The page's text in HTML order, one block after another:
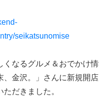
seikatsunomise
くなるグルメ＆おでかけ
、金沢。」さんに新規開
だきました。